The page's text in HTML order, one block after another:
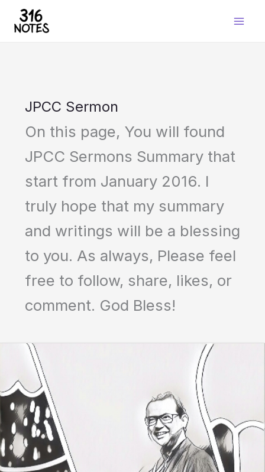
content
JPCC Sermon
On this page, You will found
JPCC Sermons Summary that
start from January 2016. I
truly hope that my summary
and writings will be a blessing
to you. As always, Please feel
free to follow, share, likes, or
comment. God Bless!